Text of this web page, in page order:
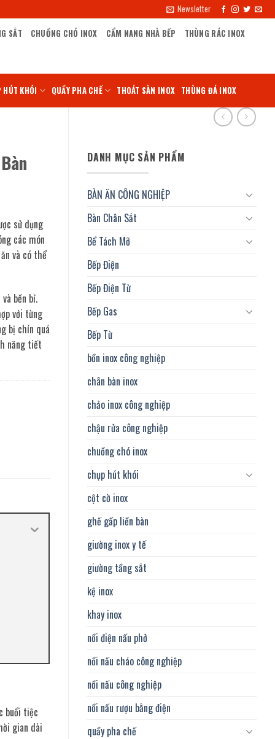
Newsletter
SẮT CHUỒNG CHÓ INOX CẨM NANG NHÀ BẾP THÙNG RÁC INOX
HÚT KHÓI QUẦY PHA CHẾ THOÁT SÀN INOX THÙNG ĐÁ INOX
DANH MỤC SẢN PHẨM
BÀN ĂN CÔNG NGHIỆP
Bàn Chân Sắt
Bể Tách Mỡ
Bếp Điện
Bếp Điện Từ
Bếp Gas
Bếp Từ
bồn inox công nghiệp
chân bàn inox
chảo inox công nghiệp
chậu rửa công nghiệp
chuồng chó inox
chụp hút khói
cột cờ inox
ghế gấp liền bàn
giường inox y tế
giường tầng sắt
kệ inox
khay inox
nồi điện nấu phở
nồi nấu cháo công nghiệp
nồi nấu công nghiệp
nồi nấu rượu bằng điện
quầy pha chế
sử dụng
các món
và có thể
bền bỉ.
với từng
bị chín quá
năng tiết
buổi tiệc
gian dài